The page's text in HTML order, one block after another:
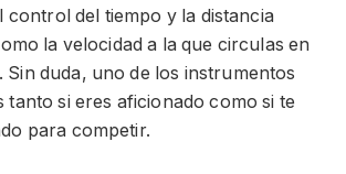
control del tiempo y la distancia
la velocidad a la que circulas en
Sin duda, uno de los instrumentos
tanto si eres aficionado como si te
para competir.